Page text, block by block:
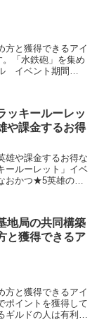
と獲得できるアイ
「水鉄砲」を集め
イベント期間
キールーレッ
や課金するお得
や課金するお得な
ールーレット」イベ
おかつ★5英雄の万
局の共同構築
と獲得できるア
と獲得できるアイ
ポイントを獲得して
ギルドの人は有利な